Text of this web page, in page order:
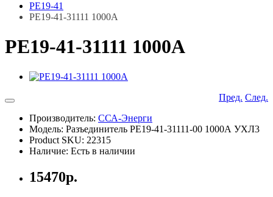
РЕ19-41
РЕ19-41-31111 1000А
РЕ19-41-31111 1000А
Пред. След.
Производитель: ССА-Энерги
Модель: Разъединитель РЕ19-41-31111-00 1000А УХЛ3
Product SKU: 22315
Наличие: Есть в наличии
15470р.